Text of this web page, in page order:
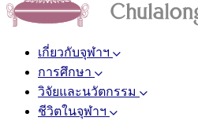
เกี่ยวกับจุฬาฯ
การศึกษา
วิจัยและนวัตกรรม
ชีวิตในจุฬาฯ